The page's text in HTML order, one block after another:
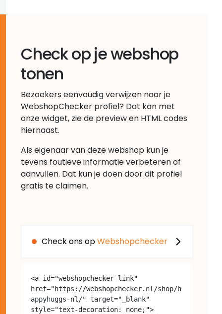
Check op je webshop
tonen
Bezoekers eenvoudig verwijzen naar je
WebshopChecker profiel? Dat kan met
onze widget, zie de preview en HTML codes
hiernaast.
Als eigenaar van deze webshop kun je
tevens foutieve informatie verbeteren of
aanvullen. Dat kun je doen door dit profiel
gratis te claimen.
Check ons opWebshopchecker
<a id="webshopchecker-link"
href="https://webshopchecker.nl/shop/h
appyhuggs-nl/" target="_blank"
style="text-decoration: none;">